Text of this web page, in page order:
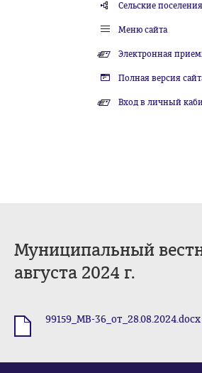
Сельские поселения
Меню сайта
Электронная
Полная версия
Вход в личный
Муниципальный
августа 2024 г.
99159_МВ-36_от_28.08.2024.docx